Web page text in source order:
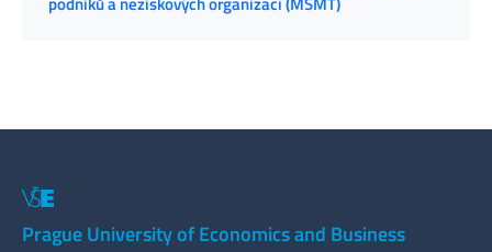
Prague University of Economics and Business